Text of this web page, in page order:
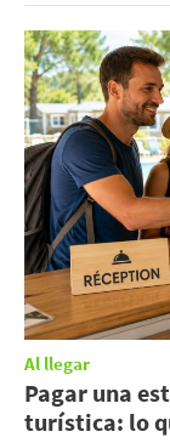
Al llegar
Pagar una
turística: lo